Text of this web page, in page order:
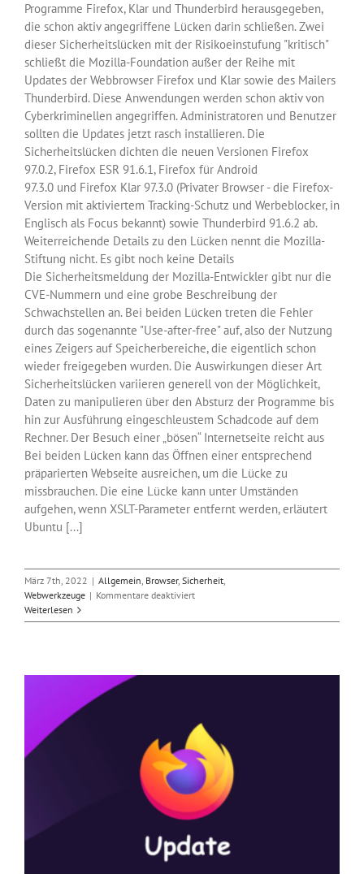
Programme Firefox, Klar und Thunderbird herausgegeben,
die schon aktiv angegriffene Lücken darin schließen. Zwei
dieser Sicherheitslücken mit der Risikoeinstufung "kritisch"
schließt die Mozilla-Foundation außer der Reihe mit
Updates der Webbrowser Firefox und Klar sowie des Mailers
Thunderbird. Diese Anwendungen werden schon aktiv von
Cyberkriminellen angegriffen. Administratoren und Benutzer
sollten die Updates jetzt rasch installieren. Die
Sicherheitslücken dichten die neuen Versionen Firefox
97.0.2, Firefox ESR 91.6.1, Firefox für Android
97.3.0 und Firefox Klar 97.3.0 (Privater Browser - die Firefox-
Version mit aktiviertem Tracking-Schutz und Werbeblocker, in
Englisch als Focus bekannt) sowie Thunderbird 91.6.2 ab.
Weiterreichende Details zu den Lücken nennt die Mozilla-
Stiftung nicht. Es gibt noch keine Details
Die Sicherheitsmeldung der Mozilla-Entwickler gibt nur die
CVE-Nummern und eine grobe Beschreibung der
Schwachstellen an. Bei beiden Lücken treten die Fehler
durch das sogenannte "Use-after-free" auf, also der Nutzung
eines Zeigers auf Speicherbereiche, die eigentlich schon
wieder freigegeben wurden. Die Auswirkungen dieser Art
Sicherheitslücken variieren generell von der Möglichkeit,
Daten zu manipulieren über den Absturz der Programme bis
hin zur Ausführung eingeschleustem Schadcode auf dem
Rechner. Der Besuch einer „bösen“ Internetseite reicht aus
Bei beiden Lücken kann das Öffnen einer entsprechend
präparierten Webseite ausreichen, um die Lücke zu
missbrauchen. Die eine Lücke kann unter Umständen
aufgehen, wenn XSLT-Parameter entfernt werden, erläutert
Ubuntu [...]
März 7th, 2022 | Allgemein, Browser, Sicherheit,
Webwerkzeuge | Kommentare deaktiviertfür
Angriffe
Weiterlesen